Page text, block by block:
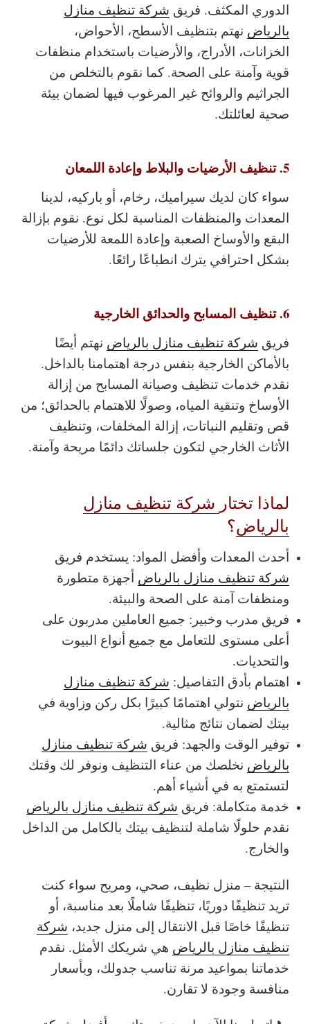
الدوري المكثف. فريق شركة تنظيف منازل
بالرياض نهتم بتنظيف الأسطح، الأحواض،
الخزانات، الأدراج، والأرضيات باستخدام منظفات
قوية وآمنة على الصحة. كما نقوم بالتخلص من
الجراثيم والروائح غير المرغوب فيها لضمان بيئة
صحية لعائلتك.
5. تنظيف الأرضيات والبلاط وإعادة اللمعان
سواء كان لديك سيراميك، رخام، أو باركيه، لدينا
المعدات والمنظفات المناسبة لكل نوع. نقوم بإزالة
البقع والأوساخ الصعبة وإعادة اللمعة للأرضيات
بشكل احترافي يترك انطباعًا رائعًا.
6. تنظيف المسابح والحدائق الخارجية
فريق شركة تنظيف منازل بالرياض نهتم أيضًا
بالأماكن الخارجية بنفس درجة اهتمامنا بالداخل.
نقدم خدمات تنظيف وصيانة المسابح من إزالة
الأوساخ وتنقية المياه، وصولًا للاهتمام بالحدائق؛ من
قص وتقليم النباتات، إزالة المخلفات، وتنظيف
الأثاث الخارجي لتكون جلساتك دائمًا مريحة وآمنة.
لماذا تختار شركة تنظيف منازل
بالرياض؟
أحدث المعدات وأفضل المواد: يستخدم فريق
شركة تنظيف منازل بالرياض أجهزة متطورة
ومنظفات آمنة على الصحة والبيئة.
فريق مدرب وخبير: جميع العاملين مدربون على
أعلى مستوى للتعامل مع جميع أنواع البيوت
والتحديات.
اهتمام بأدق التفاصيل: شركة تنظيف منازل
بالرياض نتولي اهتمامًا كبيرًا بكل ركن وزاوية في
بيتك لضمان نتائج مثالية.
توفير الوقت والجهد: فريق شركة تنظيف منازل
بالرياض نخلصك من عناء التنظيف ونوفر لك وقتك
لتستمتع به في أشياء أهم.
خدمة متكاملة: فريق شركة تنظيف منازل بالرياض
نقدم حلولًا شاملة لتنظيف بيتك بالكامل من الداخل
والخارج.
النتيجة – منزل نظيف، صحي، ومريح سواء كنت
تريد تنظيفًا دوريًا، تنظيفًا شاملًا بعد مناسبة، أو
تنظيفًا خاصًا قبل الانتقال إلى منزل جديد، شركة
تنظيف منازل بالرياض هي شريكك الأمثل. نقدم
خدماتنا بمواعيد مرنة تناسب جدولك، وبأسعار
منافسة وجودة لا تقارن.